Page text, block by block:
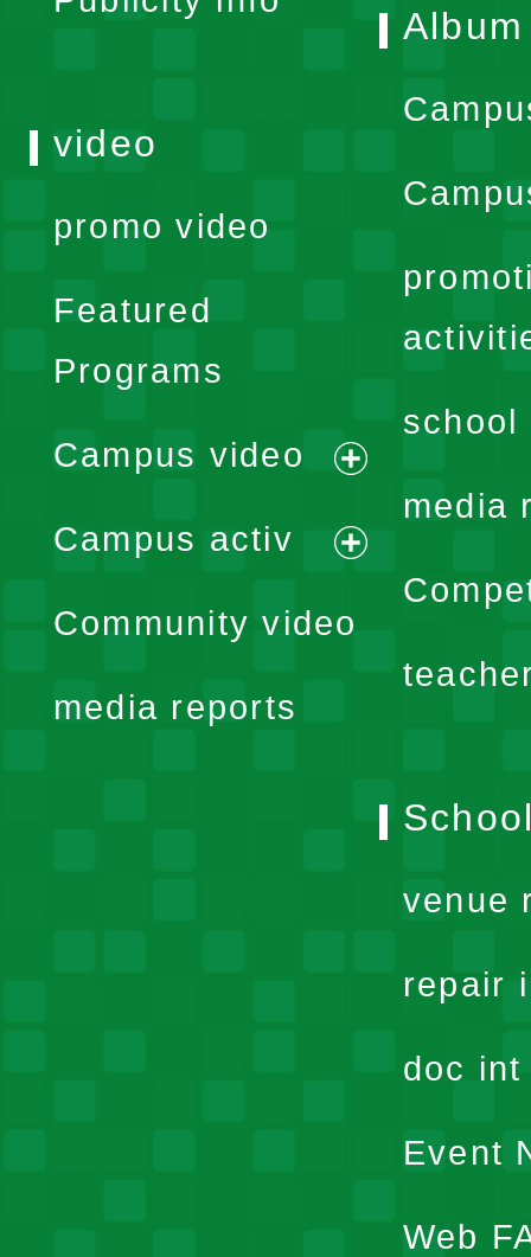
Album
school
media
video
promo video
Featured
Programs
Campus video
expand
menu
Campus activ
expand
Community video
media reports
venue
repair
doc
Event
Web